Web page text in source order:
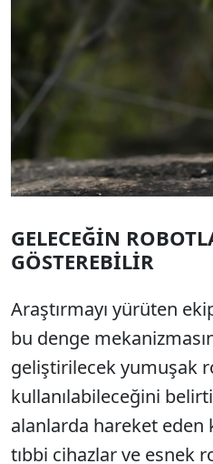
GELECEĞİN
GÖSTEREBİLİR
Araştırmayı yürüten
bu denge
geliştirilecek yumuşak
kullanılabileceğini
alanlarda hareket eden
tıbbi cihazlar ve esnek